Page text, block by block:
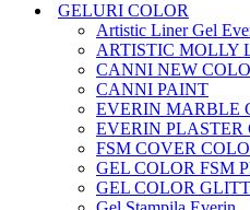
GELURI COLOR
Artistic Liner Gel
ARTISTIC MOLLY
CANNI NEW
CANNI PAINT
EVERIN MARBLE
EVERIN PLASTER
FSM COVER
GEL COLOR FSM
GEL COLOR